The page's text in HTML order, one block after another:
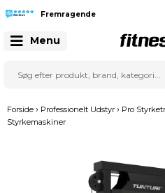
Fremragende
Menu
Forside › Professionelt Udstyr › Pro
Styrkemaskiner